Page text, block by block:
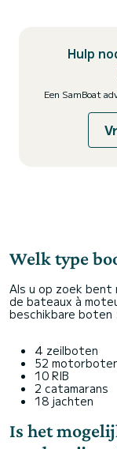
Hulp
Een SamBoat
Welk type
Als u op zoek bent
de bateaux à
beschikbare boten :
4 zeilboten
52
10 RIB
2 catamarans
18 jachten
Is het